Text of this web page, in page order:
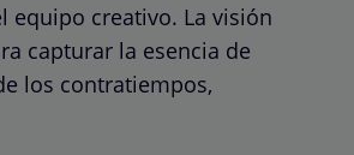
equipo creativo. La visión
capturar la esencia de
los contratiempos,